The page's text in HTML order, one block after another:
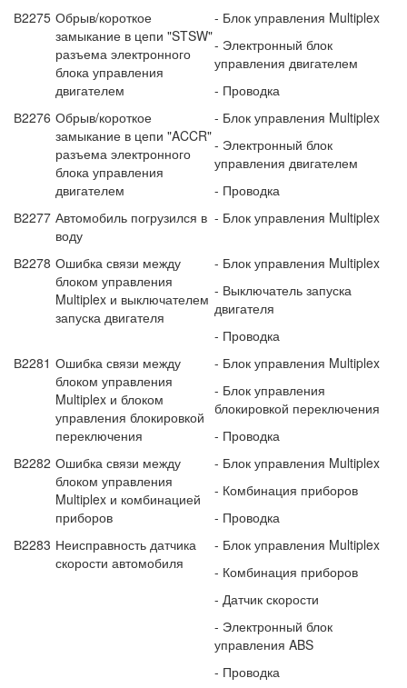
В2275 Обрыв/короткое
замыкание в цепи "STSW"
разъема электронного
блока управления
двигателем
- Блок управления Multiplex
- Электронный блок
управления двигателем
- Проводка
В2276 Обрыв/короткое
замыкание в цепи "ACCR"
разъема электронного
блока управления
двигателем
- Блок управления Multiplex
- Электронный блок
управления двигателем
- Проводка
В2277 Автомобиль погрузился в
воду
- Блок управления Multiplex
В2278 Ошибка связи между
блоком управления
Multiplex и выклю­чателем
запуска двигателя
- Блок управления Multiplex
- Выключатель запуска
двигателя
- Проводка
В2281 Ошибка связи между
блоком управления
Multiplex и блоком
управления блокировкой
переключения
- Блок управления Multiplex
- Блок управления
блокировкой переключения
- Проводка
В2282 Ошибка связи между
блоком управления
Multiplex и комбинацией
приборов
- Блок управления Multiplex
- Комбинация приборов
- Проводка
В2283 Неисправность датчика
скорости автомобиля
- Блок управления Multiplex
- Комбинация приборов
- Датчик скорости
- Электронный блок
управления ABS
- Проводка